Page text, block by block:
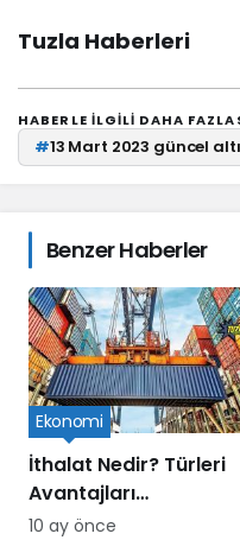
Tuzla Haberleri
HABERLE ILGILI DAHA
#13 Mart 2023 güncel
Benzer Haberler
İthalat Nedir? Türleri
Avantajları
Dezavantajları ve
Ekonomi
10 ay önce